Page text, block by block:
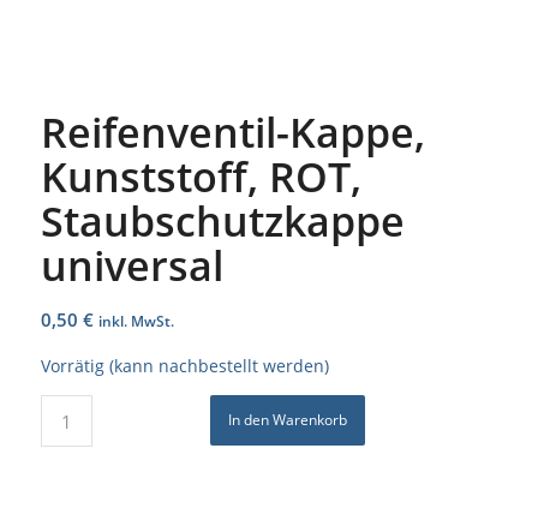
Reifenventil-Kappe,
Kunststoff, ROT,
Staubschutzkappe
universal
0,50 € inkl. MwSt.
Vorrätig (kann nachbestellt werden)
In den Warenkorb